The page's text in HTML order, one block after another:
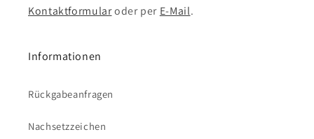
Kontaktformularoder per E-Mail.
Informationen
Rückgabeanfragen
Nachsetzzeichen